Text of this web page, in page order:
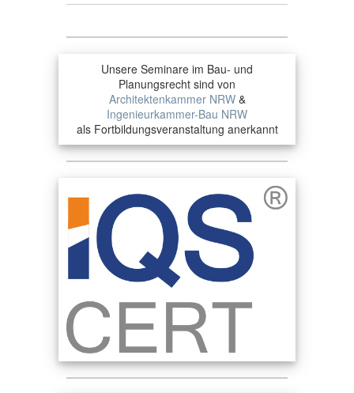
Unsere Seminare im Bau- und
Planungsrecht sind von
Architektenkammer NRW&
Ingenieurkammer-Bau NRW
als Fortbildungsveranstaltung anerkannt